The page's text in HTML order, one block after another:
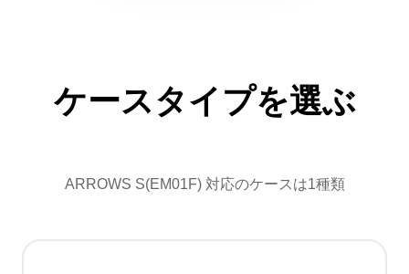
ケースタイプを選ぶ
ARROWS S(EM01F) 対応のケースは1種類